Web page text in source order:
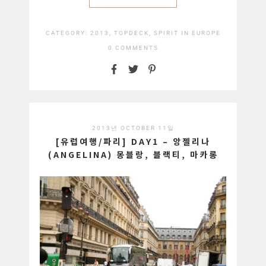
CATEGORY: 2013, TOPDECK, SPIRIT IN EUROPE
0 COMMENTS
2013년 OCTOBER 11일
[유럽여행/파리] DAY1 – 앙젤리나
(ANGELINA) 몽블랑, 블랙티, 마카롱